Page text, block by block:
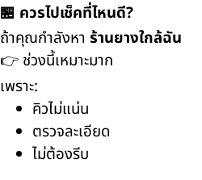
🏪 ควรไปเช็คที่ไหนดี?
ถ้าคุณกำลังหา ร้านยางใกล้ฉัน
👉 ช่วงนี้เหมาะมาก
เพราะ:
คิวไม่แน่น
ตรวจละเอียด
ไม่ต้องรีบ